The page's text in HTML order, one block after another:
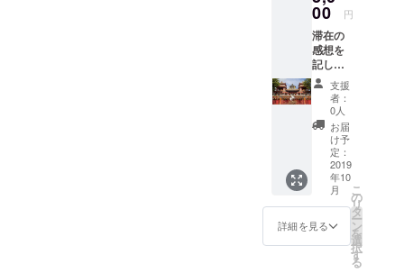
吃音があ
り、バリバ
ラに３度出
演したこと
がありま
す。
00 円
滞在の
感想を
記した
花蓮の
絵はが
き１通
（10月
頃のお
届けを
予定し
ていま
す） 10
月將從
花蓮寄
出一張
明信片
支援
者：
0人
お届
け予
定：
2019
年10
月
詳細を見る
こ
の
リ
タ
ー
ン
を
選
択
す
る